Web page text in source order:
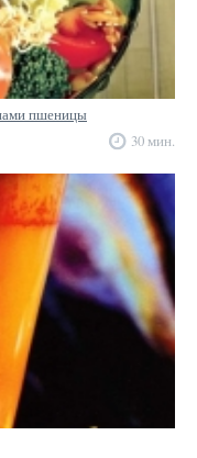
пшеницы
30 мин.